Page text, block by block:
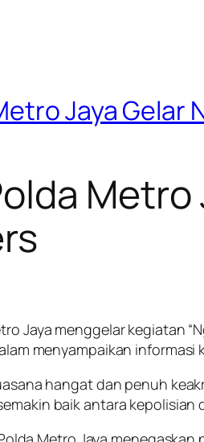
Jaya Gelar
Jaya menggelar kegiatan
menyampaikan informasi
hangat dan penuh
baik antara kepolisian